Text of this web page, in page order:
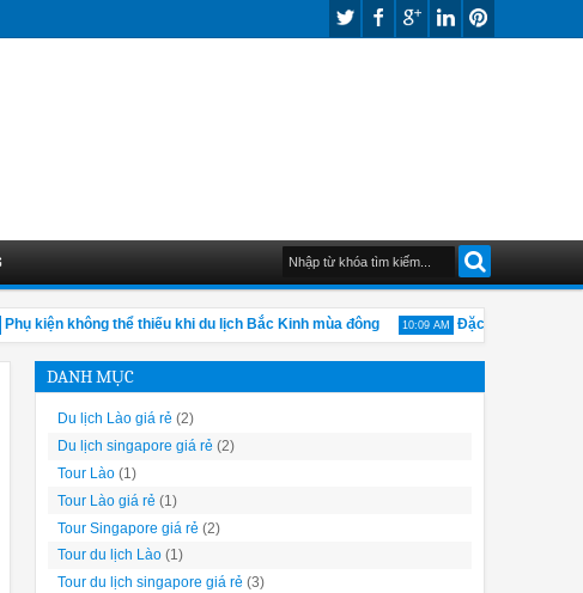
kiện không thể thiếu khi du lịch Bắc Kinh mùa đông 10:09 AM Đặc sản ẩm thực
DANH MỤC
Du lịch Lào giá rẻ (2)
Du lịch singapore giá rẻ (2)
Tour Lào (1)
Tour Lào giá rẻ (1)
Tour Singapore giá rẻ (2)
Tour du lịch Lào (1)
Tour du lịch singapore giá rẻ (3)